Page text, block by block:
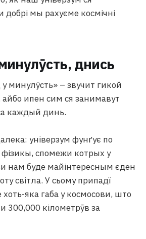
мы рахуєме космічні
днись
минулӯсть» – звучит гикой
ипен сим ся занимавут
каждый динь.
універзум фунґує по
спомежи котрых у
нам буде майінтересным єден
світла. У сьому припадї
хоть-яка габа у космосови, што
300,000 кілометрӯв за